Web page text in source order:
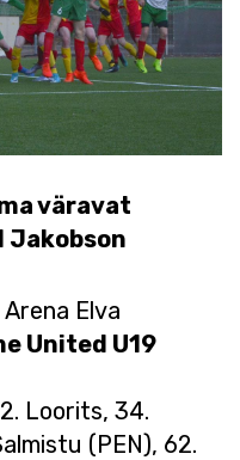
väravat
Jakobson
Elva
United U19
Loorits, 34.
(PEN), 62.